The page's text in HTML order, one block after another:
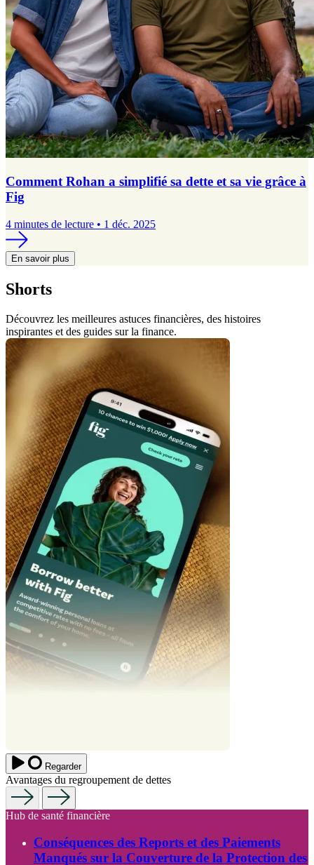
Comment Rohan a simplifié sa dette et sa vie grâce à
Fig
4 minutes de lecture • 1 déc. 2025
En savoir plus
Shorts
Découvrez les meilleures astuces financières, des histoires
inspirantes et des guides sur la finance.
Regarder
Avantages du regroupement de dettes
Hub de santé financière
Conséquences des Reports et des Paiements
Manqués sur la Couverture de la Protection des